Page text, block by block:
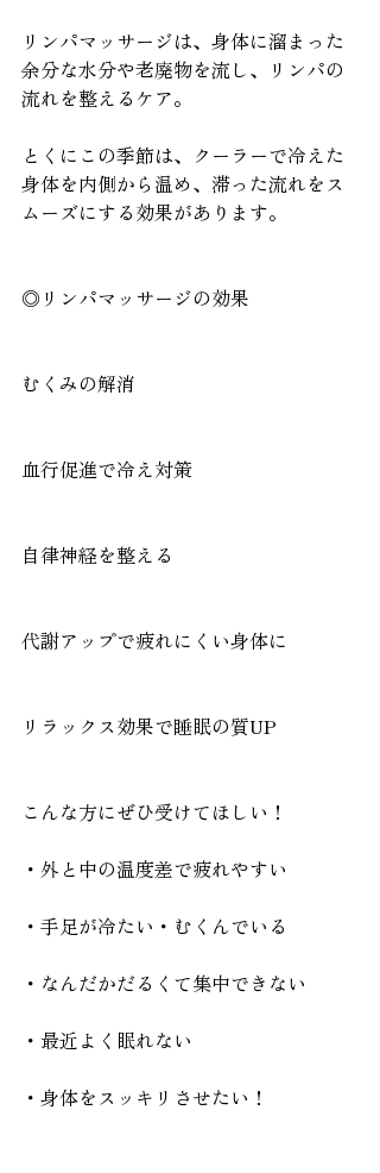
リンパマッサージは、身体に溜まった
余分な水分や老廃物を流し、リンパの
流れを整えるケア。
とくにこの季節は、クーラーで冷えた
身体を内側から温め、滞った流れをス
ムーズにする効果があります。
◎リンパマッサージの効果
むくみの解消
血行促進で冷え対策
自律神経を整える
代謝アップで疲れにくい身体に
リラックス効果で睡眠の質UP
こんな方にぜひ受けてほしい！
・外と中の温度差で疲れやすい
・手足が冷たい・むくんでいる
・なんだかだるくて集中できない
・最近よく眠れない
・身体をスッキリさせたい！